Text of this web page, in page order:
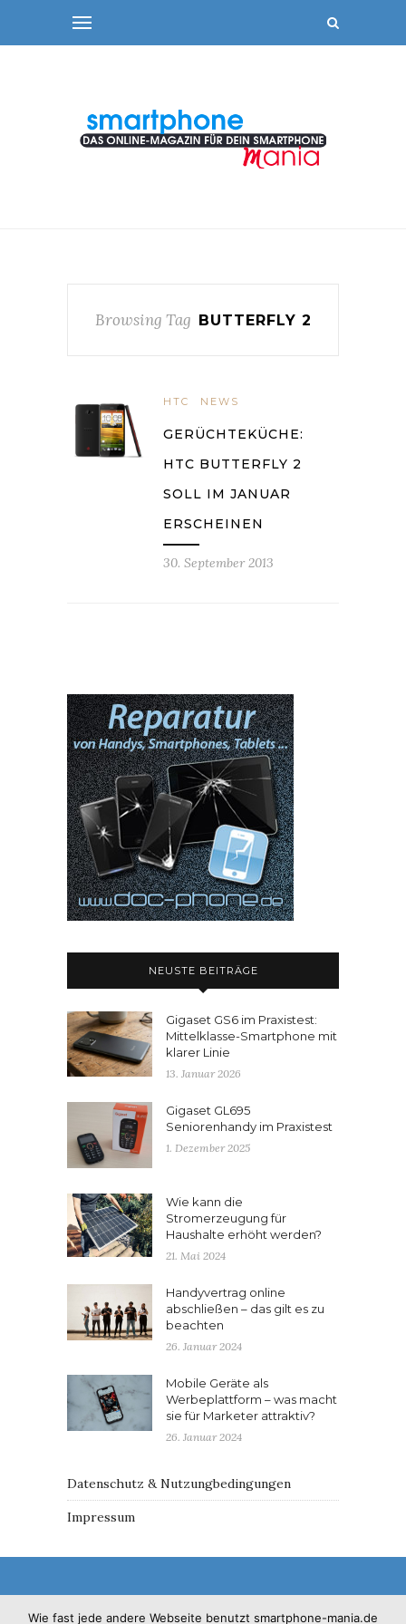
Browsing Tag BUTTERFLY 2
HTC NEWS
GERÜCHTEKÜCHE:
HTC BUTTERFLY 2
SOLL IM JANUAR
ERSCHEINEN
30. September 2013
NEUSTE BEITRÄGE
Gigaset GS6 im Praxistest:
Mittelklasse-Smartphone mit
klarer Linie
13. Januar 2026
Gigaset GL695
Seniorenhandy im Praxistest
1. Dezember 2025
Wie kann die
Stromerzeugung für
Haushalte erhöht werden?
21. Mai 2024
Handyvertrag online
abschließen – das gilt es zu
beachten
26. Januar 2024
Mobile Geräte als
Werbeplattform – was macht
sie für Marketer attraktiv?
26. Januar 2024
Datenschutz & Nutzungbedingungen
Impressum
Wie fast jede andere Webseite benutzt smartphone-mania.de